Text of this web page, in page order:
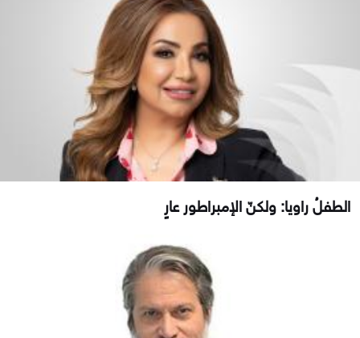
الطفلُ راويا: ولكنّ الإمبراطور عارٍ